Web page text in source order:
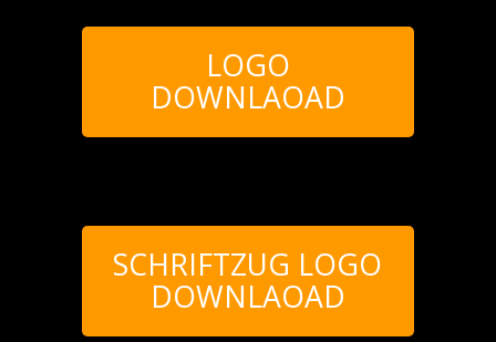
LOGO
DOWNLAOAD
SCHRIFTZUG LOGO
DOWNLAOAD